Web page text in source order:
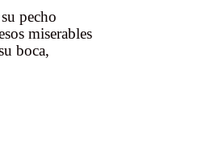
pecho
miserables
boca,